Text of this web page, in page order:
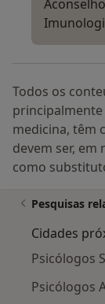
Todos os
medicina, têm
devem ser,
como
Pesquisas
Cidades
Psicólogos
Psicólogos